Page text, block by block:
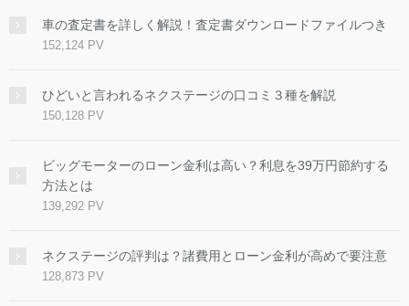
車の査定書を詳しく解説！査定書ダウンロードファイルつき
152,124 PV
ひどいと言われるネクステージの口コミ３種を解説
150,128 PV
ビッグモーターのローン金利は高い？利息を39万円節約する
方法とは
139,292 PV
ネクステージの評判は？諸費用とローン金利が高めで要注意
128,873 PV